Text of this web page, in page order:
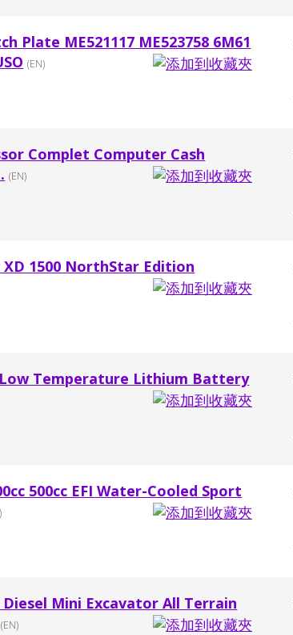
Plate ME521117 ME523758 6M61
(EN)
Complet Computer Cash
(EN)
XD 1500 NorthStar Edition
Low Temperature Lithium Battery
500cc EFI Water-Cooled Sport
Diesel Mini Excavator All Terrain
(EN)